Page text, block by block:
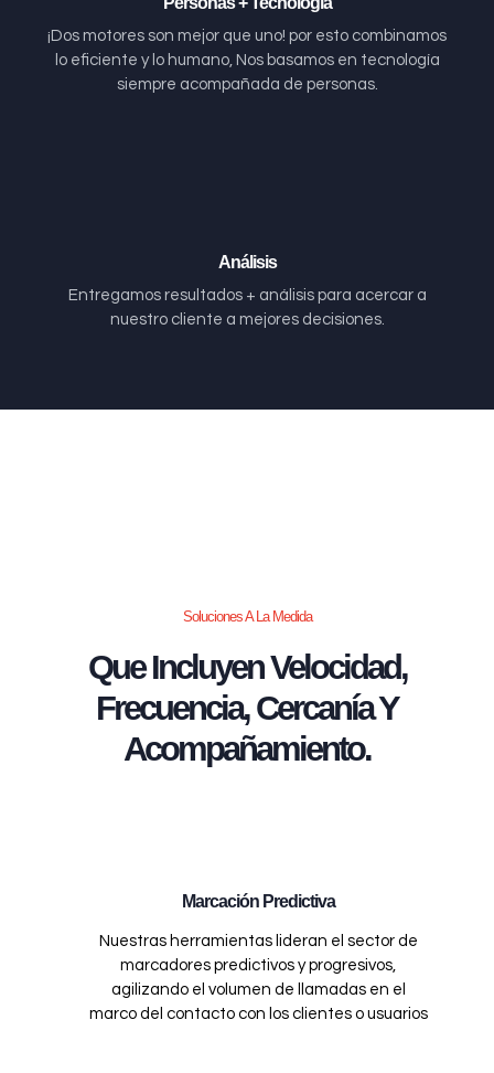
¡Dos motores son mejor que uno! por esto combinamos
lo eficiente y lo humano, Nos basamos en tecnología
siempre acompañada de personas.
Análisis
Entregamos resultados + análisis para acercar a
nuestro cliente a mejores decisiones.
Soluciones A La Medida
Que Incluyen Velocidad,
Frecuencia, Cercanía Y
Acompañamiento.
Marcación Predictiva
Nuestras herramientas lideran el sector de
marcadores predictivos y progresivos,
agilizando el volumen de llamadas en el
marco del contacto con los clientes o usuarios